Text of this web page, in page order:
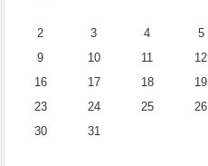
2
3 4 5
9
10 11 12
16
17 18 19
23
24 25 26
30
31